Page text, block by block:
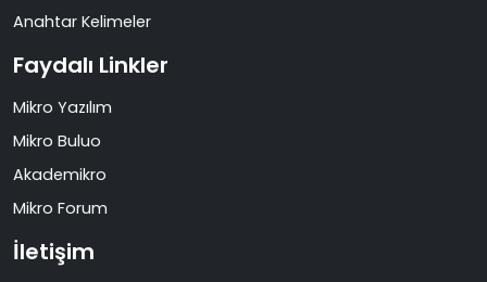
Anahtar Kelimeler
Faydalı Linkler
Mikro Yazılım
Mikro Buluo
Akademikro
Mikro Forum
İletişim